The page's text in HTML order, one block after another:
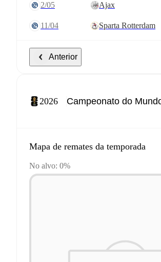
2/05 Ajax
11/04 Sparta Rotterdam
Anterior
2026
Mapa de remates da temporada
No alvo: 0%